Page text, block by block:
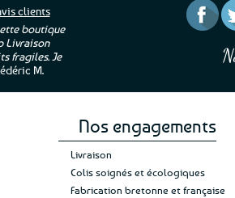
clients
je recommande pour
bons et beaux produits
l’écoute :-)”
“J’ai mis 5
Je suis plus
de ma
Nos engagements
Livraison
Colis soignés et écologiques
Fabrication bretonne et française